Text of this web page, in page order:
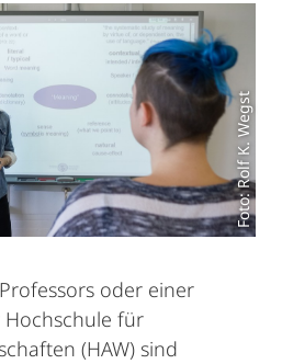
Foto: Rolf K. Wegst
oder einer
für
(HAW) sind